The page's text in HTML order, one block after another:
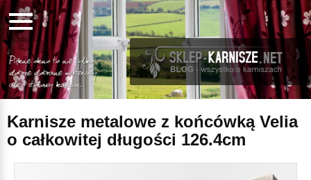
Karnisze metalowe z końcówką Velia
o całkowitej długości 126.4cm